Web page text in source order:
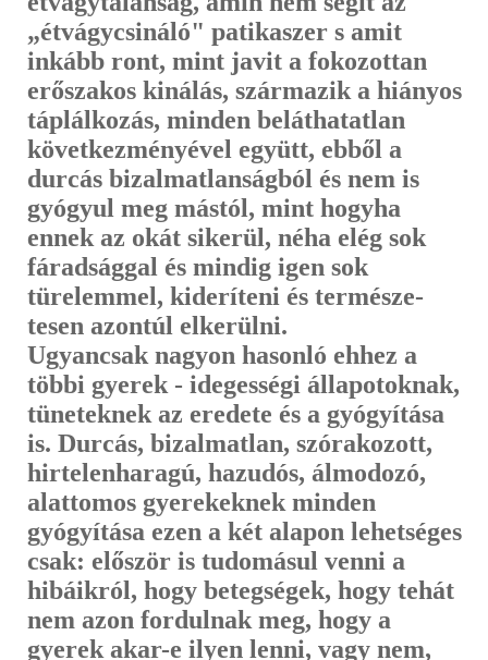
„étvágycsináló" patikaszer s amit
inkább ront, mint javit a foko­zottan
erőszakos kinálás, származik a hiányos
táplálkozás, minden belát­hatatlan
következményével együtt, ebből a
durcás bizalmatlanságból és nem is
gyógyul meg mástól, mint hogyha
ennek az okát sikerül, néha elég sok
fáradsággal és mindig igen sok
türelemmel, kideríteni és természe­
tesen azontúl elkerülni.
Ugyancsak nagyon hasonló ehhez a
többi gyerek - idegességi állapotoknak,
tüneteknek az eredete és a gyógyítása
is. Durcás, bizalmat­lan, szórakozott,
hirtelenharagú, hazudós, álmodozó,
alattomos gyerekek­nek minden
gyógyítása ezen a két alapon lehetséges
csak: először is tudo­másul venni a
hibáikról, hogy betegségek, hogy tehát
nem azon fordulnak meg, hogy a
gyerek akar-e ilyen lenni, vagy nem,